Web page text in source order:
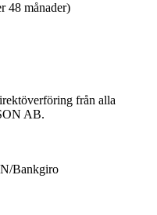
48 månader)
från alla
AB.
Bankgiro